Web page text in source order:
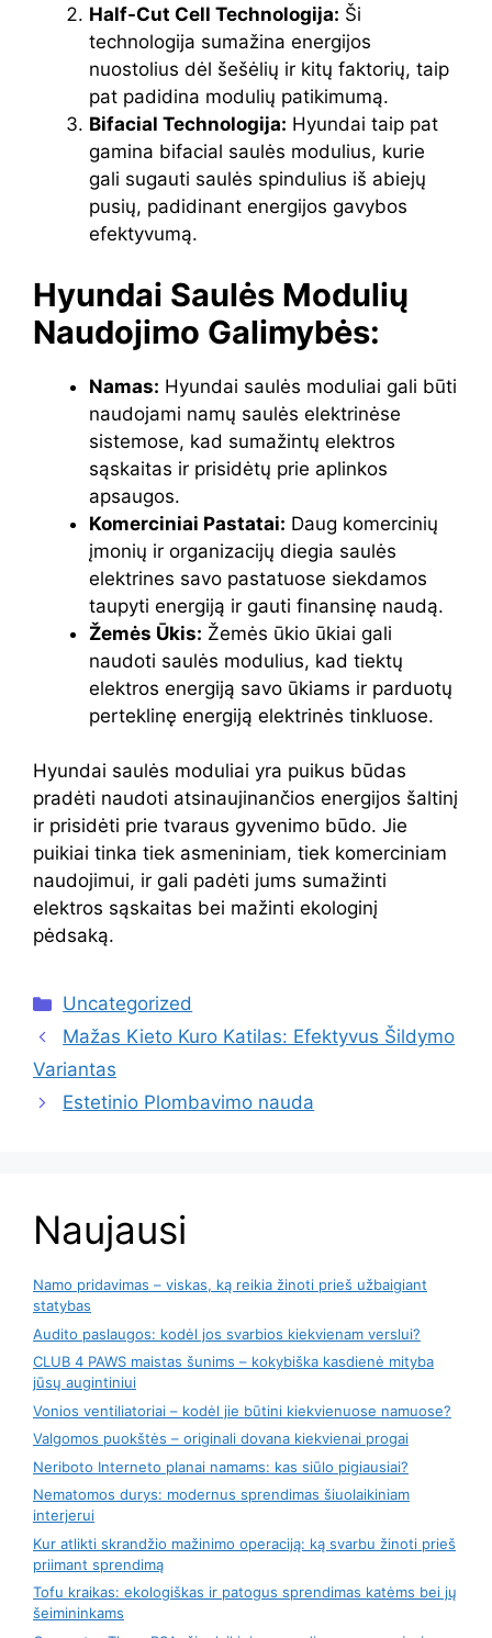
Half-Cut Cell Technologija: Ši
technologija sumažina energijos
nuostolius dėl šešėlių ir kitų faktorių, taip
pat padidina modulių patikimumą.
Bifacial Technologija: Hyundai taip pat
gamina bifacial saulės modulius, kurie
gali sugauti saulės spindulius iš abiejų
pusių, padidinant energijos gavybos
efektyvumą.
Hyundai Saulės Modulių
Naudojimo Galimybės:
Namas: Hyundai saulės moduliai gali būti
naudojami namų saulės elektrinėse
sistemose, kad sumažintų elektros
sąskaitas ir prisidėtų prie aplinkos
apsaugos.
Komerciniai Pastatai: Daug komercinių
įmonių ir organizacijų diegia saulės
elektrines savo pastatuose siekdamos
taupyti energiją ir gauti finansinę naudą.
Žemės Ūkis: Žemės ūkio ūkiai gali
naudoti saulės modulius, kad tiektų
elektros energiją savo ūkiams ir parduotų
perteklinę energiją elektrinės tinkluose.
Hyundai saulės moduliai yra puikus būdas
pradėti naudoti atsinaujinančios energijos šaltinį
ir prisidėti prie tvaraus gyvenimo būdo. Jie
puikiai tinka tiek asmeniniam, tiek komerciniam
naudojimui, ir gali padėti jums sumažinti
elektros sąskaitas bei mažinti ekologinį
pėdsaką.
Kategorijos
Uncategorized
Mažas Kieto Kuro Katilas: Efektyvus Šildymo
Variantas
Estetinio Plombavimo nauda
Naujausi
Namo pridavimas – viskas, ką reikia žinoti prieš užbaigiant
statybas
Audito paslaugos: kodėl jos svarbios kiekvienam verslui?
CLUB 4 PAWS maistas šunims – kokybiška kasdienė mityba
jūsų augintiniui
Vonios ventiliatoriai – kodėl jie būtini kiekvienuose namuose?
Valgomos puokštės – originali dovana kiekvienai progai
Neriboto Interneto planai namams: kas siūlo pigiausiai?
Nematomos durys: modernus sprendimas šiuolaikiniam
interjerui
Kur atlikti skrandžio mažinimo operaciją: ką svarbu žinoti prieš
priimant sprendimą
Tofu kraikas: ekologiškas ir patogus sprendimas katėms bei jų
šeimininkams